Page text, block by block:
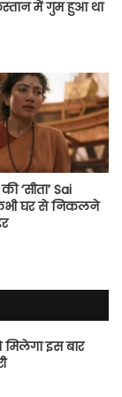
में गुम हुआ था
‘सीता’ Sai
घर से निकलने
मिलेगा इस बार